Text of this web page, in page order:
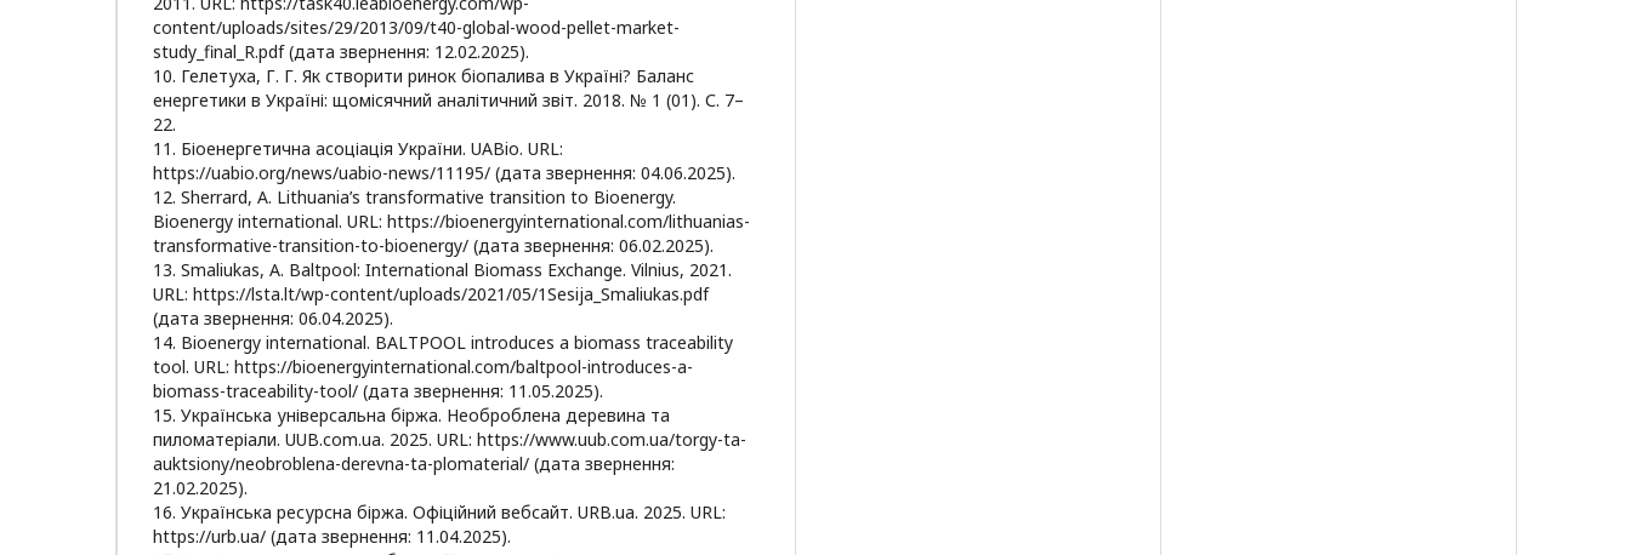
content/uploads/sites/29/2013/09/t40-global-wood-pellet-market-
study_final_R.pdf (дата звернення: 12.02.2025).
10. Гелетуха, Г. Г. Як створити ринок біопалива в Україні? Баланс
енергетики в Україні: щомісячний аналітичний звіт. 2018. № 1 (01). С. 7–
22.
11. Біоенергетична асоціація України. UABio. URL:
https://uabio.org/news/uabio-news/11195/ (дата звернення: 04.06.2025).
12. Sherrard, A. Lithuania’s transformative transition to Bioenergy.
Bioenergy international. URL: https://bioenergyinternational.com/lithuanias-
transformative-transition-to-bioenergy/ (дата звернення: 06.02.2025).
13. Smaliukas, A. Baltpool: International Biomass Exchange. Vilnius, 2021.
URL: https://lsta.lt/wp-content/uploads/2021/05/1Sesija_Smaliukas.pdf
(дата звернення: 06.04.2025).
14. Bioenergy international. BALTPOOL introduces a biomass traceability
tool. URL: https://bioenergyinternational.com/baltpool-introduces-a-
biomass-traceability-tool/ (дата звернення: 11.05.2025).
15. Українська універсальна біржа. Необроблена деревина та
пиломатеріали. UUB.com.ua. 2025. URL: https://www.uub.com.ua/torgy-ta-
auktsiony/neobroblena-derevna-ta-plomaterial/ (дата звернення:
21.02.2025).
16. Українська ресурсна біржа. Офіційний вебсайт. URB.ua. 2025. URL:
https://urb.ua/ (дата звернення: 11.04.2025).